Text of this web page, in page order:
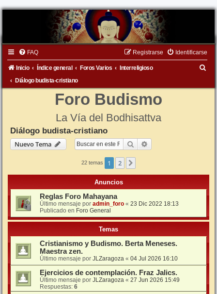
FAQ Identificarse
Registrarse
Inicio Índice general Foros Varios
Interreligioso
Diálogo budista-cristiano
Foro Budismo
La Vía del Bodhisattva
Diálogo budista-cristiano
Nuevo Tema
Buscar
22 temas 1 2
Anuncios
Reglas Foro Mahayana
Último mensaje por admin_foro « 23 Dic 2022 18:13
Publicado en Foro General
Temas
Cristianismo y Budismo. Berta Meneses.
Maestra zen.
Último mensaje por JLZaragoza « 04 Jul 2026 16:10
Ejercicios de contemplación. Fraz Jalics.
Último mensaje por JLZaragoza « 27 Jun 2026 15:49
Respuestas: 6